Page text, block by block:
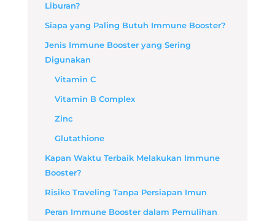
Liburan?
Siapa yang Paling Butuh Immune Booster?
Jenis Immune Booster yang Sering
Digunakan
Vitamin C
Vitamin B Complex
Zinc
Glutathione
Kapan Waktu Terbaik Melakukan Immune
Booster?
Risiko Traveling Tanpa Persiapan Imun
Peran Immune Booster dalam Pemulihan